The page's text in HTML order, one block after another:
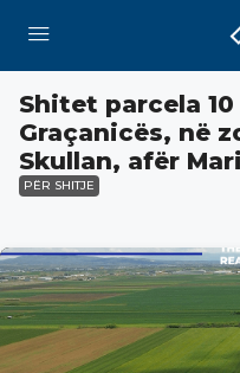
Shitet parcela
Graçanicës, në
Skullan, afër
PËR SHITJE